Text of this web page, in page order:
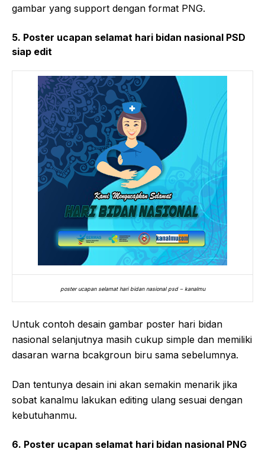
gambar yang support dengan format PNG.
5. Poster ucapan selamat hari bidan nasional PSD
siap edit
poster ucapan selamat hari bidan nasional psd – kanalmu
Untuk contoh desain gambar poster hari bidan
nasional selanjutnya masih cukup simple dan memiliki
dasaran warna bcakgroun biru sama sebelumnya.
Dan tentunya desain ini akan semakin menarik jika
sobat kanalmu lakukan editing ulang sesuai dengan
kebutuhanmu.
6. Poster ucapan selamat hari bidan nasional PNG